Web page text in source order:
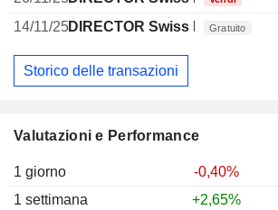
Valutazioni e Performance
1 giorno
-0,40%
1 settimana
+2,65%
14/11/25DIRECTOR Swiss NonGratuito
Storico delle transazioni